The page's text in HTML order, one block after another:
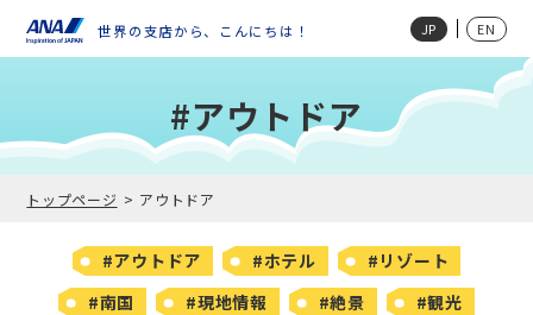
世界の支店から、こんにちは！ JP EN
#アウトドア
トップページ アウトドア
#アウトドア #ホテル
#リゾート
#南国
#現地情報 #絶景
#観光